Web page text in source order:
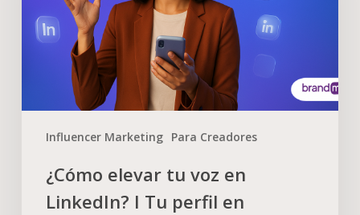
Influencer Marketing Para Creadores
¿Cómo elevar tu voz en
LinkedIn? I Tu perfil en